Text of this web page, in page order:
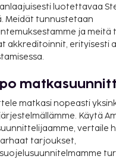
luotettavaa
Meidät tunnustetaan
ja meitä
akkreditoinnit, erityisesti
matkasi nopeasti
Käytä
vertaile
tarjoukset,